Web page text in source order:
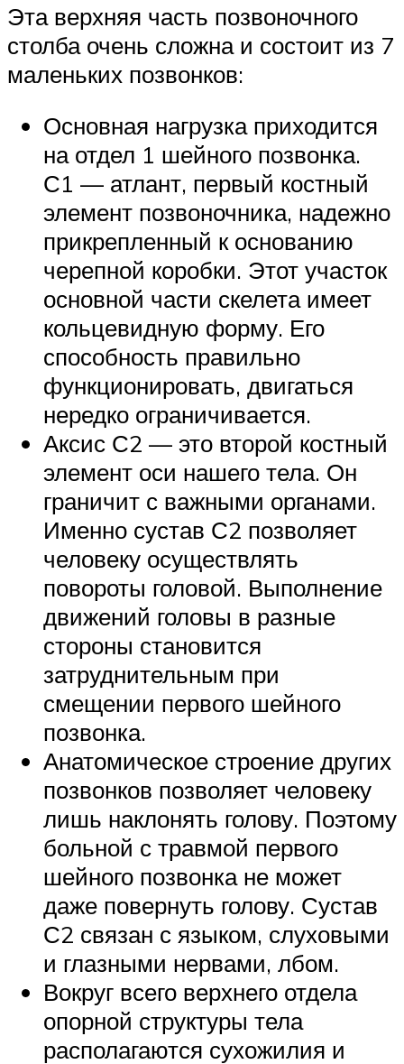
Эта верхняя часть позвоночного
столба очень сложна и состоит из 7
маленьких позвонков:
Основная нагрузка приходится
на отдел 1 шейного позвонка.
С1 — атлант, первый костный
элемент позвоночника, надежно
прикрепленный к основанию
черепной коробки. Этот участок
основной части скелета имеет
кольцевидную форму. Его
способность правильно
функционировать, двигаться
нередко ограничивается.
Аксис С2 — это второй костный
элемент оси нашего тела. Он
граничит с важными органами.
Именно сустав С2 позволяет
человеку осуществлять
повороты головой. Выполнение
движений головы в разные
стороны становится
затруднительным при
смещении первого шейного
позвонка.
Анатомическое строение других
позвонков позволяет человеку
лишь наклонять голову. Поэтому
больной с травмой первого
шейного позвонка не может
даже повернуть голову. Сустав
С2 связан с языком, слуховыми
и глазными нервами, лбом.
Вокруг всего верхнего отдела
опорной структуры тела
располагаются сухожилия и